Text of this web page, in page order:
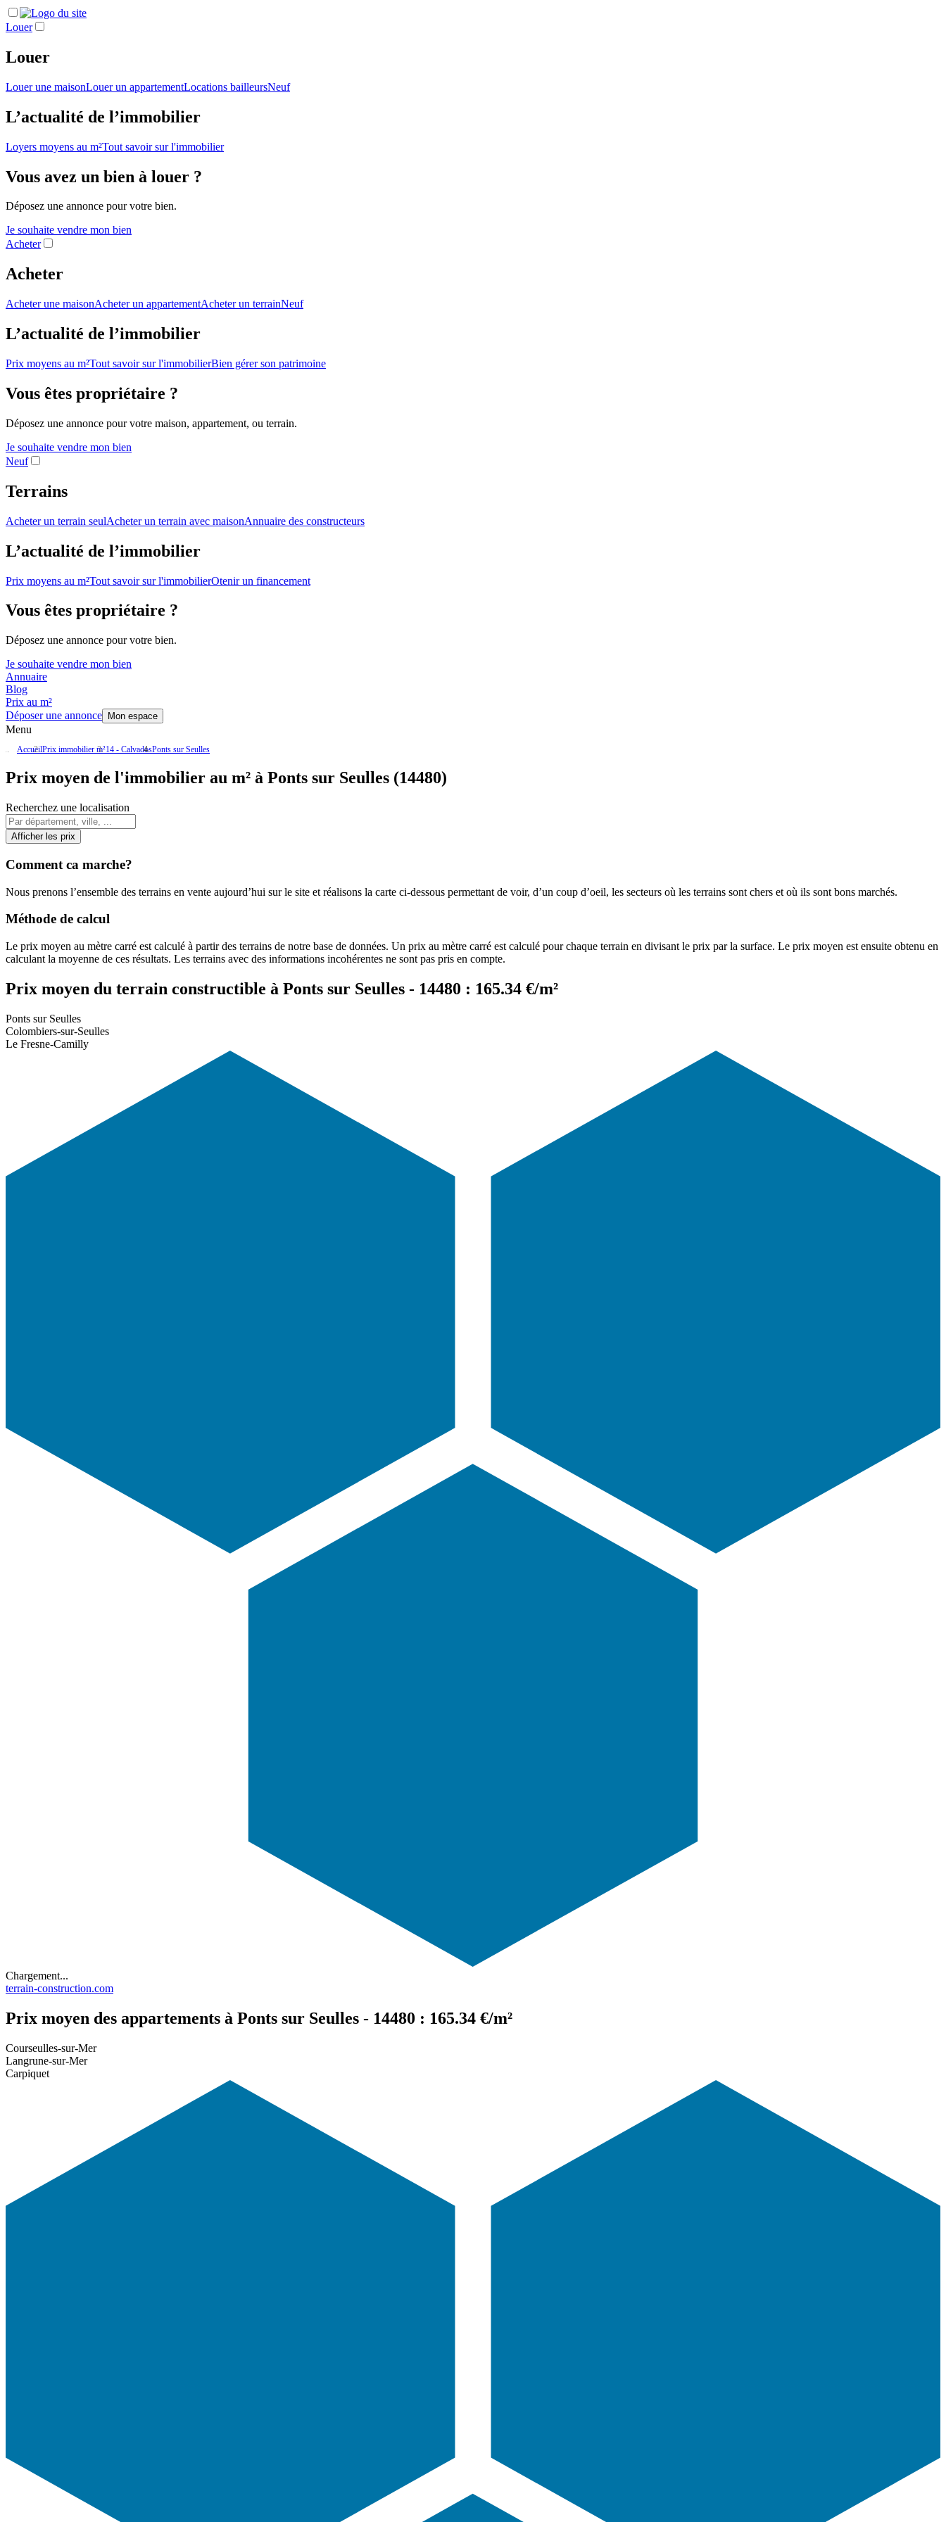
Louer
Louer
Louer une maisonLouer un appartementLocations bailleursNeuf
L’actualité de l’immobilier
Loyers moyens au m²Tout savoir sur l'immobilier
Vous avez un bien à louer ?
Déposez une annonce pour votre bien.
Je souhaite vendre mon bien
Acheter
Acheter
Acheter une maisonAcheter un appartementAcheter un terrainNeuf
L’actualité de l’immobilier
Prix moyens au m²Tout savoir sur l'immobilierBien gérer son patrimoine
Vous êtes propriétaire ?
Déposez une annonce pour votre maison, appartement, ou terrain.
Je souhaite vendre mon bien
Neuf
Terrains
Acheter un terrain seulAcheter un terrain avec maisonAnnuaire des constructeurs
L’actualité de l’immobilier
Prix moyens au m²Tout savoir sur l'immobilierOtenir un financement
Vous êtes propriétaire ?
Déposez une annonce pour votre bien.
Je souhaite vendre mon bien
Annuaire
Blog
Prix au m²
Déposer une annonce
Mon espace
Menu
AccueilPrix immobilier m²14 - CalvadosPonts sur Seulles
Prix moyen de l'immobilier au m² à Ponts sur Seulles (14480)
Recherchez une localisation
Afficher les prix
Comment ca marche?
Nous prenons l’ensemble des terrains en vente aujourd’hui sur le site et réalisons la carte ci-dessous permettant de voir, d’un coup d’oeil, les secteurs où les terrains sont chers et où ils sont bons marchés.
Méthode de calcul
Le prix moyen au mètre carré est calculé à partir des terrains de notre base de données. Un prix au mètre carré est calculé pour chaque terrain en divisant le prix par la surface. Le prix moyen est ensuite obtenu en
calculant la moyenne de ces résultats. Les terrains avec des informations incohérentes ne sont pas pris en compte.
Prix moyen du terrain constructible à Ponts sur Seulles - 14480 : 165.34 €/m²
Ponts sur Seulles
Colombiers-sur-Seulles
Le Fresne-Camilly
Chargement...
terrain-construction.com
Prix moyen des appartements à Ponts sur Seulles - 14480 : 165.34 €/m²
Courseulles-sur-Mer
Langrune-sur-Mer
Carpiquet